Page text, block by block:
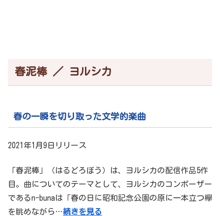
春泥棒 ／ ヨルシカ
春の一瞬を切り取った文学的楽曲
2021年1月9日リリース
「春泥棒」（はるどろぼう）は、ヨルシカの配信作品5作
目。曲についてのテーマとして、ヨルシカのコンポーザー
であるn-bunaは「春の日に昭和記念公園の原に一本立つ欅
を眺めながら…続きを見る